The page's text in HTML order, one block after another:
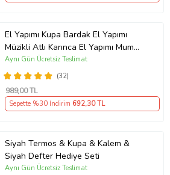
El Yapımı Kupa Bardak El Yapımı
Müzikli Atlı Karınca El Yapımı Mum
AYN34
(32)
Aynı Gün Ücretsiz Teslimat
989,00 TL
Sepette %30 İndirim 692,30 TL
Siyah Termos & Kupa & Kalem &
Siyah Defter Hediye Seti
Aynı Gün Ücretsiz Teslimat